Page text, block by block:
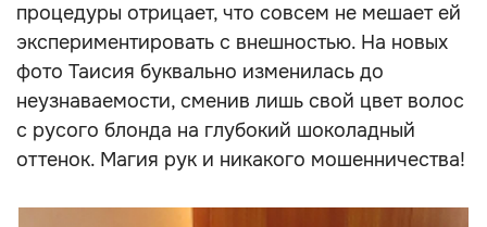
процедуры отрицает, что совсем не мешает ей
экспериментировать с внешностью. На новых
фото Таисия буквально изменилась до
неузнаваемости, сменив лишь свой цвет волос
с русого блонда на глубокий шоколадный
оттенок. Магия рук и никакого мошенничества!